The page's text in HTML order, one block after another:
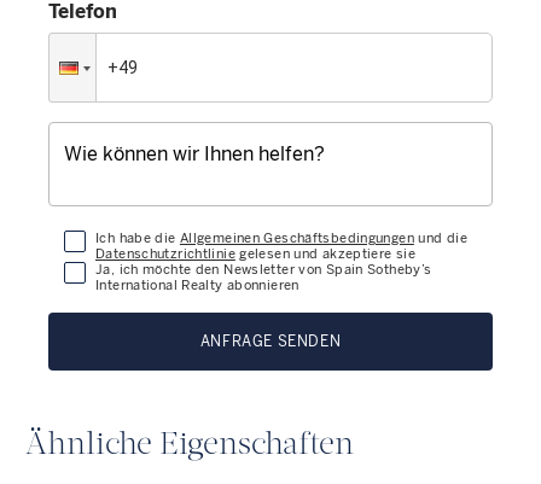
Telefon
Ich habe die Allgemeinen Geschäftsbedingungenund die
Datenschutzrichtliniegelesen und akzeptiere sie
Ja, ich möchte den Newsletter von Spain Sotheby’s
International Realty abonnieren
ANFRAGE SENDEN
Ähnliche Eigenschaften